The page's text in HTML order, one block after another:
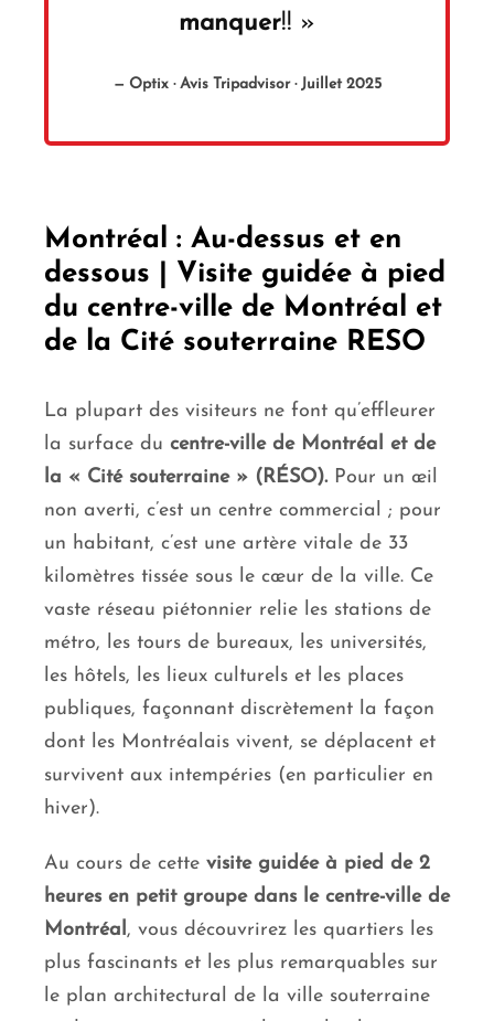
manquer!! »
— Optix · Avis Tripadvisor · Juillet 2025
Montréal : Au-dessus et en
dessous | Visite guidée à pied
du centre-ville de Montréal et
de la Cité souterraine RESO
La plupart des visiteurs ne font qu’effleurer
la surface du centre-ville de Montréal et de
la « Cité souterraine » (RÉSO).Pour un œil
non averti, c’est un centre commercial ; pour
un habitant, c’est une artère vitale de 33
kilomètres tissée sous le cœur de la ville. Ce
vaste réseau piétonnier relie les stations de
métro, les tours de bureaux, les universités,
les hôtels, les lieux culturels et les places
publiques, façonnant discrètement la façon
dont les Montréalais vivent, se déplacent et
survivent aux intempéries (en particulier en
hiver).
Au cours de cette visite guidée à pied de 2
heures en petit groupe dans le centre-ville de
Montréal, vous découvrirez les quartiers les
plus fascinants et les plus remarquables sur
le plan architectural de la ville souterraine